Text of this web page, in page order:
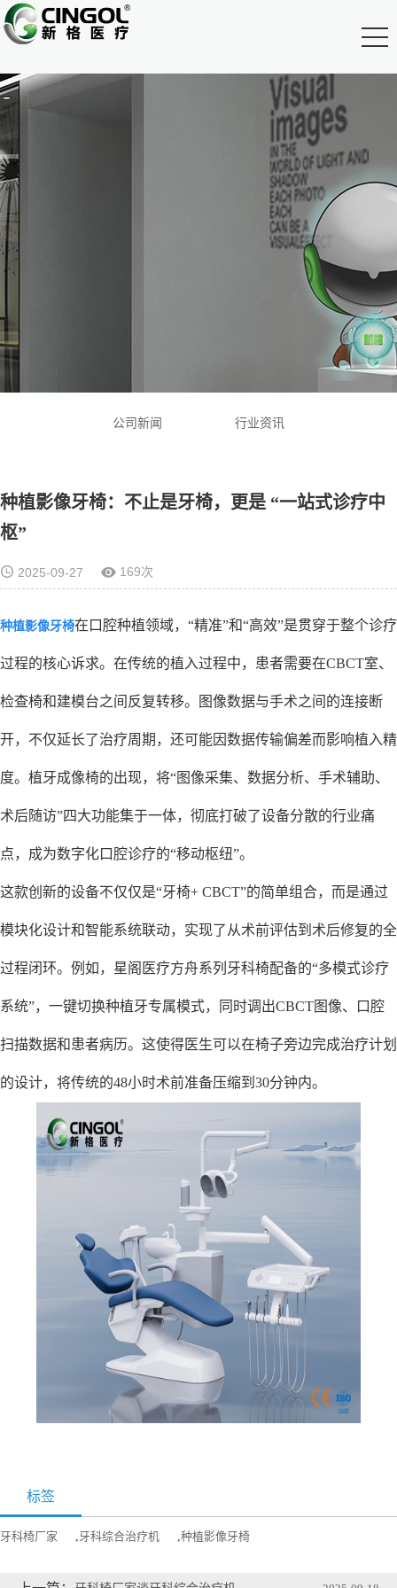
公司新闻 行业资讯
种植影像牙椅：不止是牙椅，更是 “一站式诊疗中
枢”
2025-09-27 169次
种植影像牙椅在口腔种植领域，“精准”和“高效”是贯穿于整个诊疗
过程的核心诉求。在传统的植入过程中，患者需要在CBCT室、
检查椅和建模台之间反复转移。图像数据与手术之间的连接断
开，不仅延长了治疗周期，还可能因数据传输偏差而影响植入精
度。植牙成像椅的出现，将“图像采集、数据分析、手术辅助、
术后随访”四大功能集于一体，彻底打破了设备分散的行业痛
点，成为数字化口腔诊疗的“移动枢纽”。
这款创新的设备不仅仅是“牙椅+ CBCT”的简单组合，而是通过
模块化设计和智能系统联动，实现了从术前评估到术后修复的全
过程闭环。例如，星阁医疗方舟系列牙科椅配备的“多模式诊疗
系统”，一键切换种植牙专属模式，同时调出CBCT图像、口腔
扫描数据和患者病历。这使得医生可以在椅子旁边完成治疗计划
的设计，将传统的48小时术前准备压缩到30分钟内。
标签
牙科椅厂家 ,牙科综合治疗机 ,种植影像牙椅